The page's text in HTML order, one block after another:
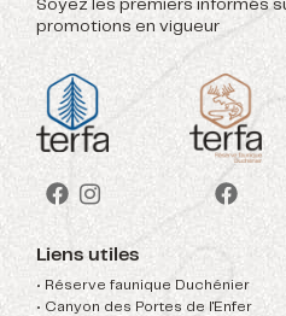
Soyez les premiers informés
promotions en vigueur
Liens utiles
• Réserve faunique Duchénier
• Canyon des Portes de l'Enfer